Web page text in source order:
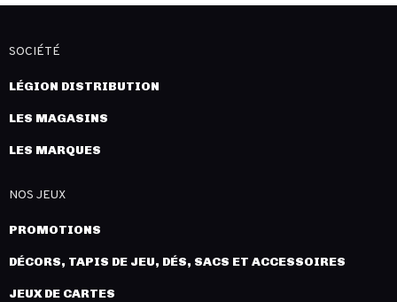
SOCIÉTÉ
LÉGION DISTRIBUTION
LES MAGASINS
LES MARQUES
NOS JEUX
PROMOTIONS
DÉCORS, TAPIS DE JEU, DÉS, SACS ET ACCESSOIRES
JEUX DE CARTES